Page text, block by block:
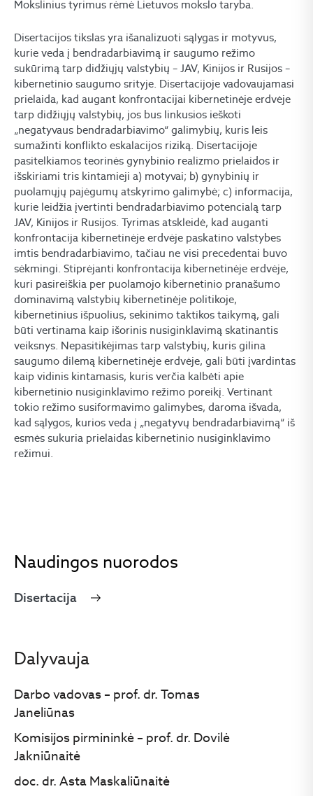
Dalyvauja
Darbo vadovas – prof. dr. Tomas
Janeliūnas
Komisijos pirmininkė – prof. dr. Dovilė
Jakniūnaitė
doc. dr. Asta Maskaliūnaitė
Mokslinius tyrimus rėmė Lietuvos mokslo taryba.
Disertacijos tikslas yra išanalizuoti sąlygas ir motyvus,
kurie veda į bendradarbiavimą ir saugumo režimo
sukūrimą tarp didžiųjų valstybių – JAV, Kinijos ir Rusijos –
kibernetinio saugumo srityje. Disertacijoje vadovaujamasi
prielaida, kad augant konfrontacijai kibernetinėje erdvėje
tarp didžiųjų valstybių, jos bus linkusios ieškoti
„negatyvaus bendradarbiavimo“ galimybių, kuris leis
sumažinti konflikto eskalacijos riziką. Disertacijoje
pasitelkiamos teorinės gynybinio realizmo prielaidos ir
išskiriami tris kintamieji a) motyvai; b) gynybinių ir
puolamųjų pajėgumų atskyrimo galimybė; c) informacija,
kurie leidžia įvertinti bendradarbiavimo potencialą tarp
JAV, Kinijos ir Rusijos. Tyrimas atskleidė, kad auganti
konfrontacija kibernetinėje erdvėje paskatino valstybes
imtis bendradarbiavimo, tačiau ne visi precedentai buvo
sėkmingi. Stiprėjanti konfrontacija kibernetinėje erdvėje,
kuri pasireiškia per puolamojo kibernetinio pranašumo
dominavimą valstybių kibernetinėje politikoje,
kibernetinius išpuolius, sekinimo taktikos taikymą, gali
būti vertinama kaip išorinis nusiginklavimą skatinantis
veiksnys. Nepasitikėjimas tarp valstybių, kuris gilina
saugumo dilemą kibernetinėje erdvėje, gali būti įvardintas
kaip vidinis kintamasis, kuris verčia kalbėti apie
kibernetinio nusiginklavimo režimo poreikį. Vertinant
tokio režimo susiformavimo galimybes, daroma išvada,
kad sąlygos, kurios veda į „negatyvų bendradarbiavimą“ iš
esmės sukuria prielaidas kibernetinio nusiginklavimo
režimui.
Naudingos nuorodos
Disertacija